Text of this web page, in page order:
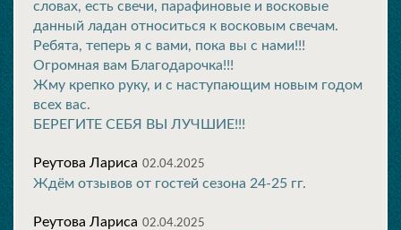
словах, есть свечи, парафиновые и восковые
данный ладан относиться к восковым свечам.
Ребята, теперь я с вами, пока вы с нами!!!
Огромная вам Благодарочка!!!
Жму крепко руку, и с наступающим новым годом
всех вас.
БЕРЕГИТЕ СЕБЯ ВЫ ЛУЧШИЕ!!!
Реутова Лариса 02.04.2025
Ждём отзывов от гостей сезона 24-25 гг.
Реутова Лариса 02.04.2025